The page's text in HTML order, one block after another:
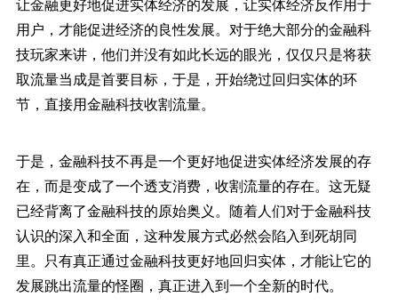
用户，才能促进经济的良性发展。对于绝大部分的金融科
技玩家来讲，他们并没有如此长远的眼光，仅仅只是将获
取流量当成是首要目标，于是，开始绕过回归实体的环
节，直接用金融科技收割流量。
于是，金融科技不再是一个更好地促进实体经济发展的存
在，而是变成了一个透支消费，收割流量的存在。这无疑
已经背离了金融科技的原始奥义。随着人们对于金融科技
认识的深入和全面，这种发展方式必然会陷入到死胡同
里。只有真正通过金融科技更好地回归实体，才能让它的
发展跳出流量的怪圈，真正进入到一个全新的时代。